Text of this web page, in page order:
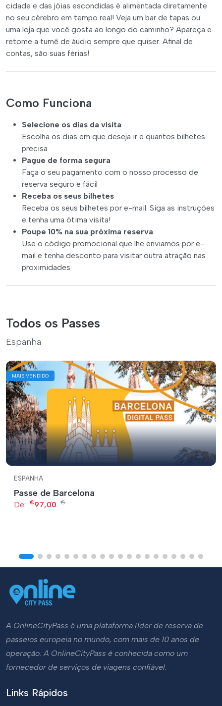
cidade e das jóias escondidas é alimentada diretamente
no seu cérebro em tempo real! Veja um bar de tapas ou
uma loja que você gosta ao longo do caminho? Apareça e
retome a turnê de áudio sempre que quiser. Afinal de
contas, são suas férias!
Como Funciona
Selecione os dias da visita
Escolha os dias em que deseja ir e quantos bilhetes
precisa
Pague de forma segura
Faça o seu pagamento com o nosso processo de
reserva seguro e fácil
Receba os seus bilhetes
Receba os seus bilhetes por e-mail. Siga as instruções
e tenha uma ótima visita!
Poupe 10% na sua próxima reserva
Use o código promocional que lhe enviamos por e-
mail e tenha desconto para visitar outra atração nas
proximidades
Todos os Passes
Espanha
MAIS VENDIDO
ESPANHA
Passe de Barcelona
De : €97,00 €
A OnlineCityPass é uma plataforma líder de reserva de
passeios europeia no mundo, com mais de 10 anos de
operação. A OnlineCityPass é conhecida como um
fornecedor de serviços de viagens confiável.
Links Rápidos